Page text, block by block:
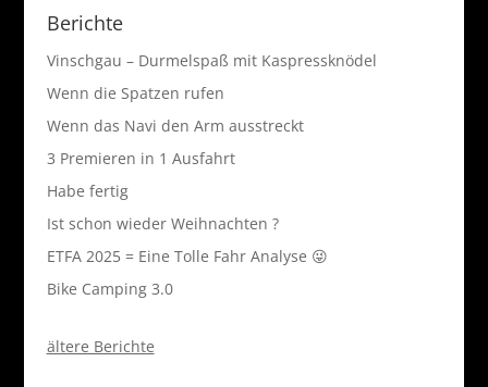
Berichte
Vinschgau – Durmelspaß mit Kaspressknödel
Wenn die Spatzen rufen
Wenn das Navi den Arm ausstreckt
3 Premieren in 1 Ausfahrt
Habe fertig
Ist schon wieder Weihnachten ?
ETFA 2025 = Eine Tolle Fahr Analyse 😜
Bike Camping 3.0
ältere Berichte